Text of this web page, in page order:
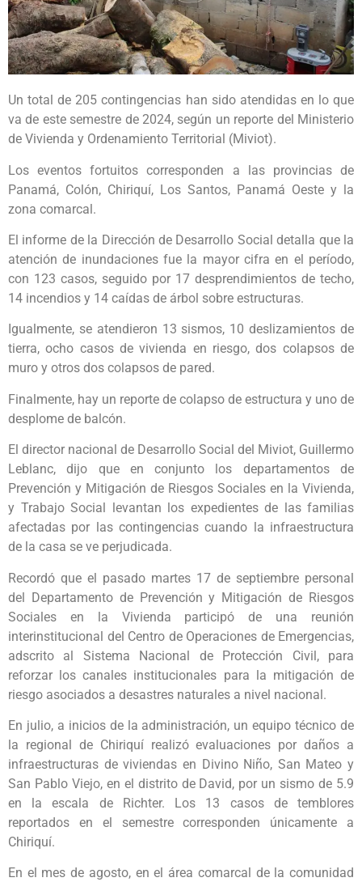
Un total de 205 contingencias han sido atendidas en lo que
va de este semestre de 2024, según un reporte del Ministerio
de Vivienda y Ordenamiento Territorial (Miviot).
Los eventos fortuitos corresponden a las provincias de
Panamá, Colón, Chiriquí, Los Santos, Panamá Oeste y la
zona comarcal.
El informe de la Dirección de Desarrollo Social detalla que la
atención de inundaciones fue la mayor cifra en el período,
con 123 casos, seguido por 17 desprendimientos de techo,
14 incendios y 14 caídas de árbol sobre estructuras.
Igualmente, se atendieron 13 sismos, 10 deslizamientos de
tierra, ocho casos de vivienda en riesgo, dos colapsos de
muro y otros dos colapsos de pared.
Finalmente, hay un reporte de colapso de estructura y uno de
desplome de balcón.
El director nacional de Desarrollo Social del Miviot, Guillermo
Leblanc, dijo que en conjunto los departamentos de
Prevención y Mitigación de Riesgos Sociales en la Vivienda,
y Trabajo Social levantan los expedientes de las familias
afectadas por las contingencias cuando la infraestructura
de la casa se ve perjudicada.
Recordó que el pasado martes 17 de septiembre personal
del Departamento de Prevención y Mitigación de Riesgos
Sociales en la Vivienda participó de una reunión
interinstitucional del Centro de Operaciones de Emergencias,
adscrito al Sistema Nacional de Protección Civil, para
reforzar los canales institucionales para la mitigación de
riesgo asociados a desastres naturales a nivel nacional.
En julio, a inicios de la administración, un equipo técnico de
la regional de Chiriquí realizó evaluaciones por daños a
infraestructuras de viviendas en Divino Niño, San Mateo y
San Pablo Viejo, en el distrito de David, por un sismo de 5.9
en la escala de Richter. Los 13 casos de temblores
reportados en el semestre corresponden únicamente a
Chiriquí.
En el mes de agosto, en el área comarcal de la comunidad